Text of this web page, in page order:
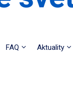
FAQ Aktuality